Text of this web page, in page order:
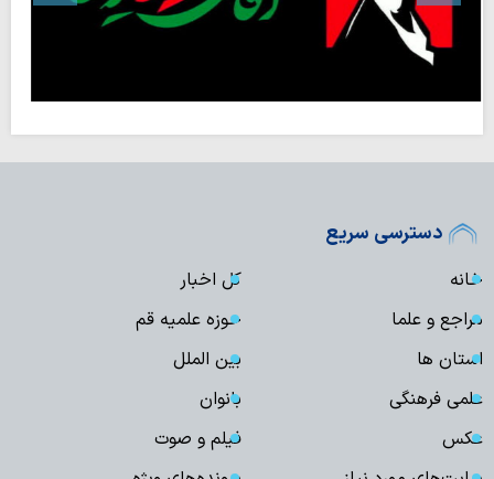
دسترسی سریع
خانه
کل اخبار
مراجع و علما
حوزه علمیه قم
استان ها
بین الملل
علمی فرهنگی
بانوان
عکس
فیلم و صوت